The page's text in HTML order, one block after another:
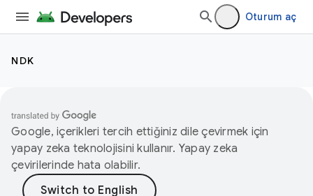
Oturum aç
NDK
Google, içerikleri tercih ettiğiniz dile çevirmek için
yapay zeka teknolojisini kullanır. Yapay zeka
çevirilerinde hata olabilir.